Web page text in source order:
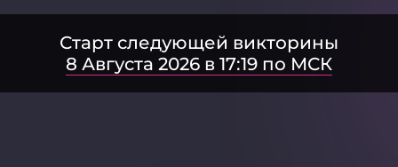
Старт следующей викторины
8 Августа 2026 в 17:19 по МСК